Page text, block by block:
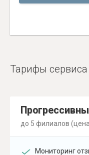
Тарифы
до 5 филиалов
Мониторинг